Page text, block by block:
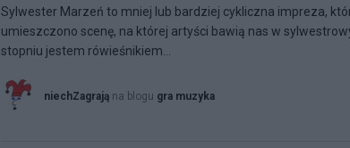
Sylwester Marzeń to mniej lub bardziej cykliczna impreza,
umieszczono scenę, na której artyści bawią nas w
stopniu jestem rówieśnikiem...
niechZagrają na blogu gra muzyka